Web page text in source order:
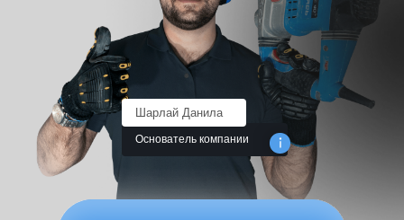
Шарлай Данила
Основатель компании